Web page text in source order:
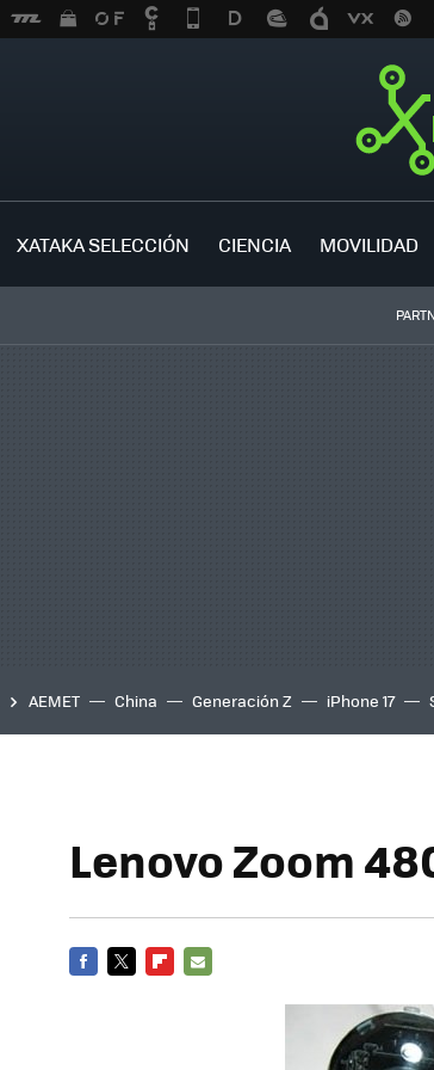
XATAKA SELECCIÓN CIENCIA MOVILIDAD
AEMET China Generación Z iPhone 17
Lenovo Zoom